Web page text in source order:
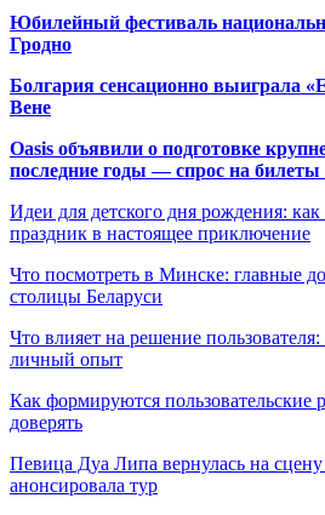
Юбилейный фестиваль
Гродно
Болгария сенсационно выиграла
Вене
Oasis объявили о подготовке
последние годы — спрос на
Идеи для детского дня рождения:
праздник в настоящее приключение
Что посмотреть в Минске: главные
столицы Беларуси
Что влияет на решение
личный опыт
Как формируются
доверять
Певица Дуа Липа вернулась на
анонсировала тур